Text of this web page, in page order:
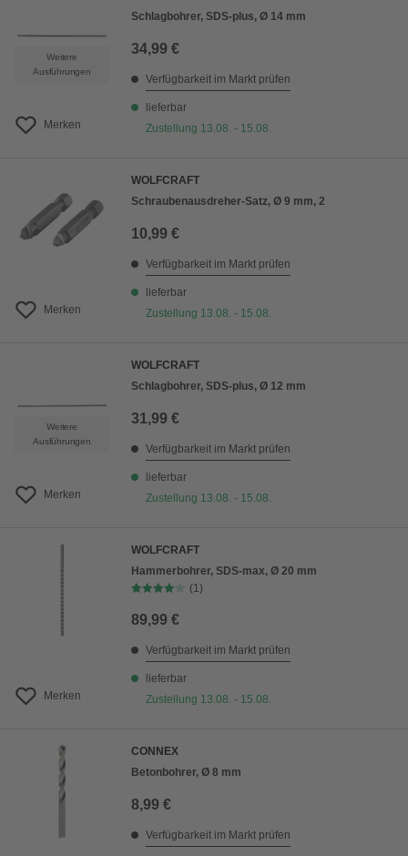
Weitere
Ausführungen
Merken
Schlagbohrer, SDS-plus, Ø 14 mm
34,99 €
Verfügbarkeit im Markt prüfen
lieferbar
Zustellung 13.08. - 15.08.
Merken
WOLFCRAFT
Schraubenausdreher-Satz, Ø 9 mm, 2
10,99 €
Verfügbarkeit im Markt prüfen
lieferbar
Zustellung 13.08. - 15.08.
Weitere
Ausführungen
Merken
WOLFCRAFT
Schlagbohrer, SDS-plus, Ø 12 mm
31,99 €
Verfügbarkeit im Markt prüfen
lieferbar
Zustellung 13.08. - 15.08.
Merken
WOLFCRAFT
Hammerbohrer, SDS-max, Ø 20 mm
(1)
89,99 €
Verfügbarkeit im Markt prüfen
lieferbar
Zustellung 13.08. - 15.08.
CONNEX
Betonbohrer, Ø 8 mm
8,99 €
Verfügbarkeit im Markt prüfen